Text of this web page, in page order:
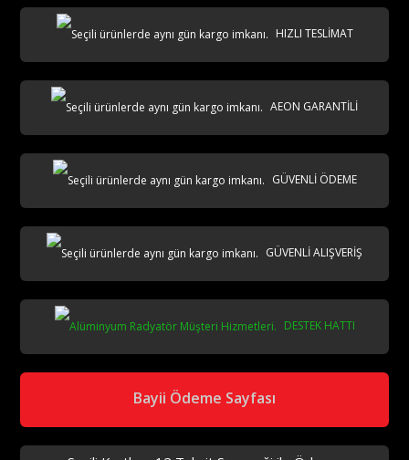
aks
HIZLI TESLİMAT
AEON GARANTİLİ
GÜVENLİ ÖDEME
GÜVENLİ ALIŞVERİŞ
DESTEK HATTI
Bayii Ödeme Sayfası